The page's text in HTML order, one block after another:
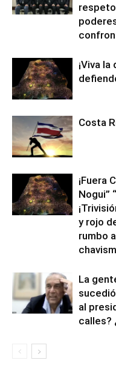
¡Viva
Costa
¡Fuera
Nogui”
y rojo
rumbo
La
al
calles?